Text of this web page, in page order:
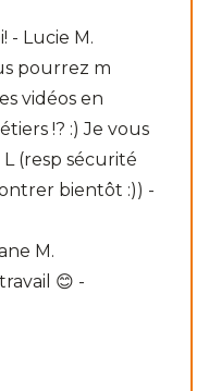
- Lucie M.
pourrez m
vidéos en
!? :) Je vous
(resp sécurité
bientôt :)) -
M.
😊 -